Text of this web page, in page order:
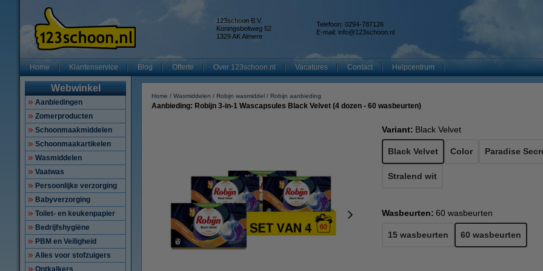
123schoon B.V.
Koningsbeltweg 52
1329 AK Almere
Telefoon: 0294-787126
E-mail: info@123schoon.nl
Home Klantenservice Blog Offerte Over 123schoon.nl Vacatures Contact Helpcentrum
Webwinkel
Aanbiedingen
Zomerproducten
Schoonmaakmiddelen
Schoonmaakartikelen
Wasmiddelen
Vaatwas
Persoonlijke verzorging
Babyverzorging
Toilet- en keukenpapier
Bedrijfshygiëne
PBM en Veiligheid
Alles voor stofzuigers
Ontkalkers
Home Wasmiddelen Robijn wasmiddel Robijn aanbieding
Aanbieding: Robijn 3-in-1 Wascapsules Black Velvet (4 dozen - 60 wasbeurten)
Variant: Black Velvet
Black Velvet Color Paradise
Stralend wit
Wasbeurten: 60 wasbeurten
15 wasbeurten 60 wasbeurten